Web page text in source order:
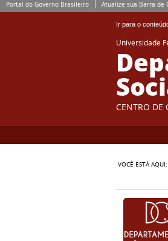
Portal do Governo Brasileiro Atualize sua Barra de
Ir para o
Universidade
CENTRO DE
VOCÊ ESTÁ AQUI: